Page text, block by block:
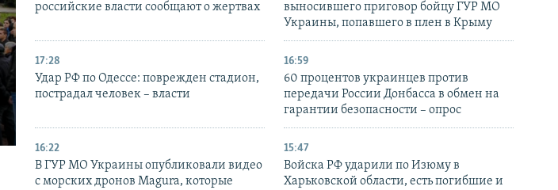
российские власти сообщают о жертвах
выносившего приговор бойцу ГУР МО
Украины, попавшего в плен в Крыму
17:28
Удар РФ по Одессе: поврежден стадион,
пострадал человек – власти
16:59
60 процентов украинцев против
передачи России Донбасса в обмен на
гарантии безопасности – опрос
16:22
В ГУР МО Украины опубликовали видео
с морских дронов Magura, которые
15:47
Войска РФ ударили по Изюму в
Харьковской области, есть погибшие и